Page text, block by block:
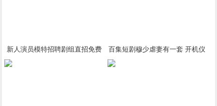
新人演员模特招聘剧组直招免费
百集短剧穆少虐妻有一套 开机仪